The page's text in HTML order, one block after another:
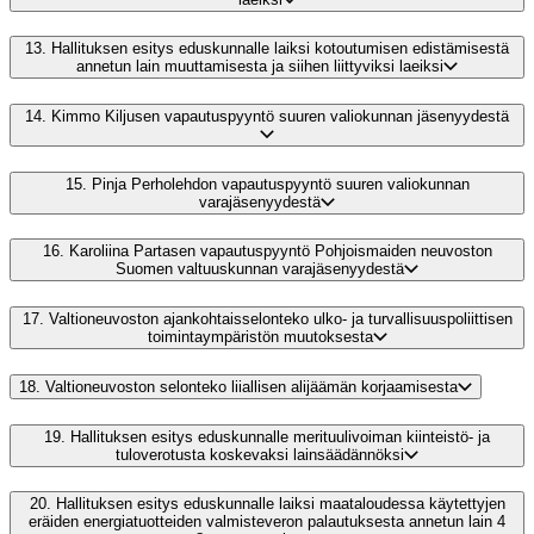
13. Hallituksen esitys eduskunnalle laiksi kotoutumisen edistämisestä
annetun lain muuttamisesta ja siihen liittyviksi laeiksi
14. Kimmo Kiljusen vapautuspyyntö suuren valiokunnan jäsenyydestä
15. Pinja Perholehdon vapautuspyyntö suuren valiokunnan
varajäsenyydestä
16. Karoliina Partasen vapautuspyyntö Pohjoismaiden neuvoston
Suomen valtuuskunnan varajäsenyydestä
17. Valtioneuvoston ajankohtaisselonteko ulko- ja turvallisuuspoliittisen
toimintaympäristön muutoksesta
18. Valtioneuvoston selonteko liiallisen alijäämän korjaamisesta
19. Hallituksen esitys eduskunnalle merituulivoiman kiinteistö- ja
tuloverotusta koskevaksi lainsäädännöksi
20. Hallituksen esitys eduskunnalle laiksi maataloudessa käytettyjen
eräiden energiatuotteiden valmisteveron palautuksesta annetun lain 4